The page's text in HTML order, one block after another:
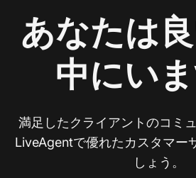
あなたは
中にいま
満足したクライアントのコミ
LiveAgentで優れたカスタマー
しょう。